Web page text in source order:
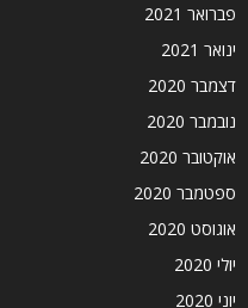
פברואר 2021
ינואר 2021
דצמבר 2020
נובמבר 2020
אוקטובר 2020
ספטמבר 2020
אוגוסט 2020
יולי 2020
יוני 2020